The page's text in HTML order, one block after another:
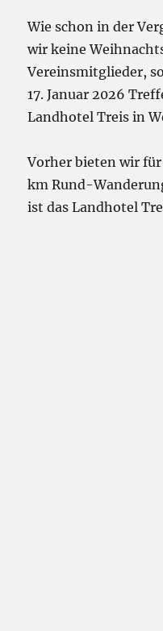
Wie schon in der
wir keine
Vereinsmitglieder,
17. Januar 2026
Landhotel Treis in
Vorher bieten wir
km Rund-
ist das Landhotel